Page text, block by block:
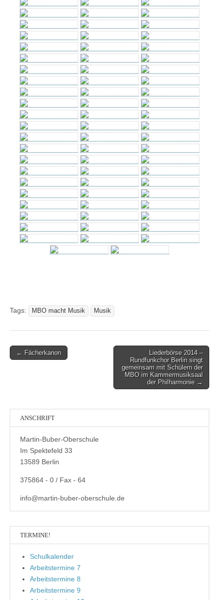
Tags: MBO macht Musik Musik
Post← Fächerkanon
Liederbörse 2014 –
Rundfunkchor Berlin singt
gemeinsam mit Schülern der
MBO im Kammermusiksaal
der Philharmonie →
ANSCHRIFT
Martin-Buber-Oberschule
Im Spektefeld 33
13589 Berlin
375864 - 0 / Fax - 64
info@martin-buber-oberschule.de
TERMINE!
Schulkalender
Arbeitstermine 7
Arbeitstermine 8
Arbeitstermine 9